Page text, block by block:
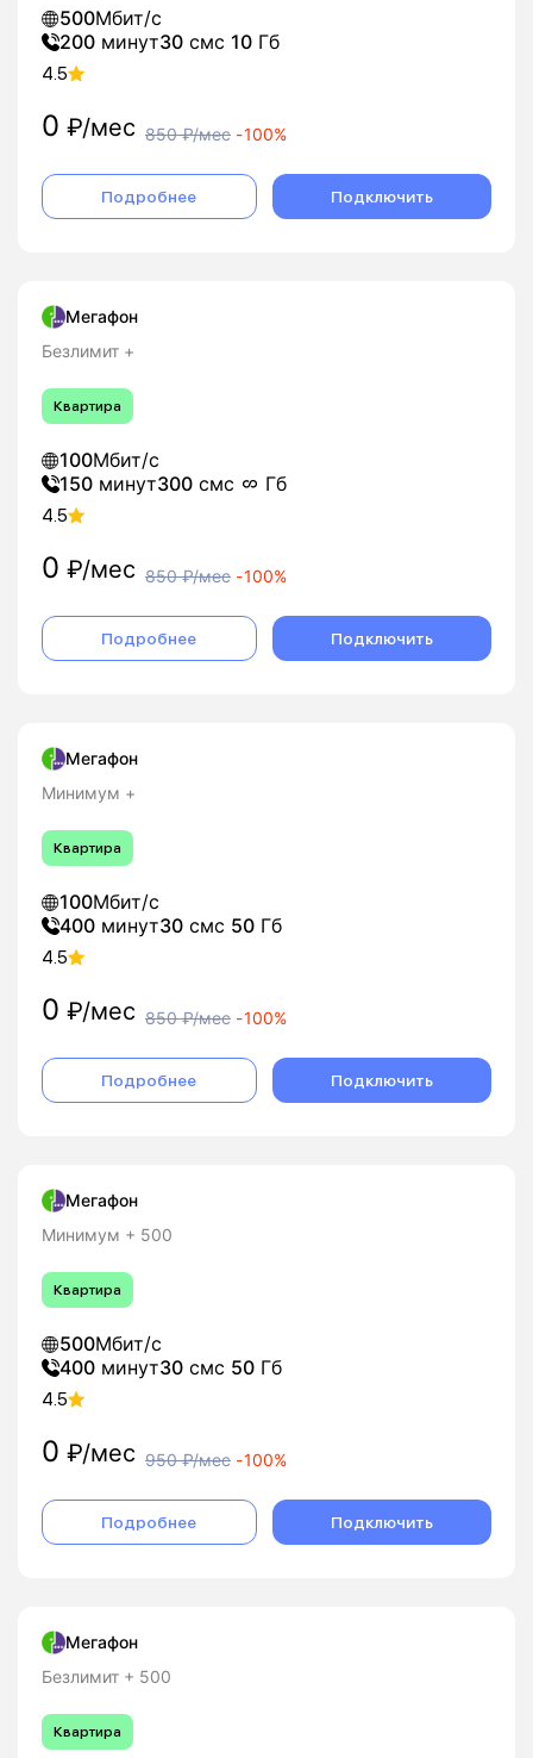
500Мбит/с
200 минут30 смс 10 Гб
4.5
0 ₽/мес 850₽/мес -100%
Подробнее Подключить
Мегафон
Безлимит +
Квартира
100Мбит/с
150 минут300 смс Гб
4.5
0 ₽/мес 850₽/мес -100%
Подробнее Подключить
Мегафон
Минимум +
Квартира
100Мбит/с
400 минут30 смс 50 Гб
4.5
0 ₽/мес 850₽/мес -100%
Подробнее Подключить
Мегафон
Минимум + 500
Квартира
500Мбит/с
400 минут30 смс 50 Гб
4.5
0 ₽/мес 950₽/мес -100%
Подробнее Подключить
Мегафон
Безлимит + 500
Квартира